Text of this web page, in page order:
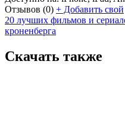
Отзывов (0) + Добавить свой
20 лучших фильмов и
кроненберга
Скачать также